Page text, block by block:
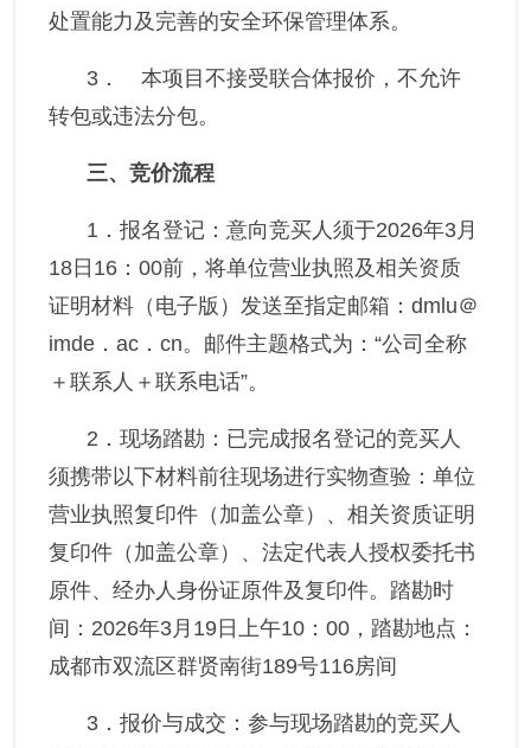
处置能力及完善的安全环保管理体系。
3．本项目不接受联合体报价，不允许
转包或违法分包。
三、竞价流程
1．报名登记：意向竞买人须于2026年3月
18 日 16：00前，将单位营业执照及相关资质
证明材料（电子版）发送至指定邮箱：dmlu＠
imde．ac．cn。邮件主题格式为：“公司全称
＋联系人 ＋联系电话”。
2．现场踏勘： 已完成报名登记的竞买人
须携带以下材料前往现场进行实物查验：单位
营业执照复印件（加盖公章）、相关资质证明
复印件（加盖公章）、法定代表人授权委托书
原件、经办人身份证原件及复印件。 踏勘时
间： 2026年3月 19 日上午10：00， 踏勘地点：
成都市双流区群贤南街189号116房间
3．报价与成交：参与现场踏勘的竞买人